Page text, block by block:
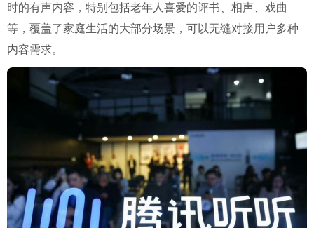
时的有声内容，特别包括老年人喜爱的评书、相声、戏曲
等，覆盖了家庭生活的大部分场景，可以无缝对接用户多种
内容需求。